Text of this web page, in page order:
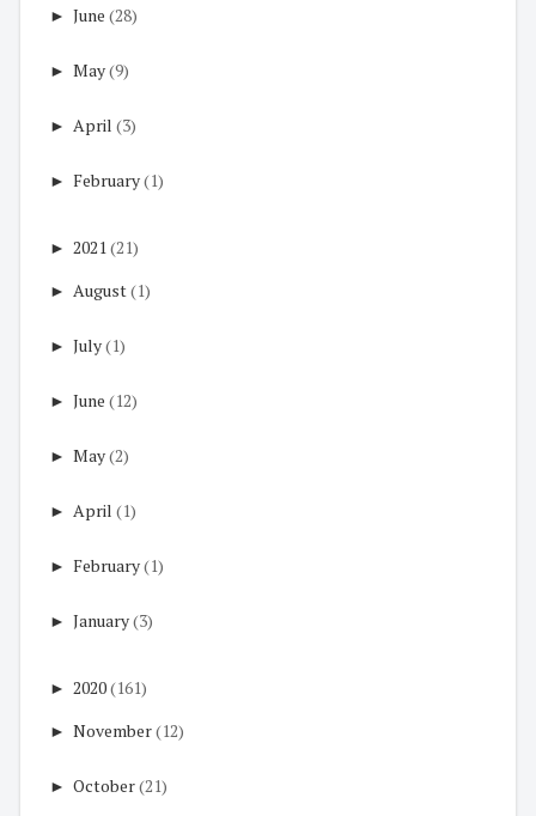
► June (28)
► May(9)
► April (3)
► February(1)
► 2021(21)
► August(1)
► July(1)
► June (12)
► May(2)
► April (1)
► February(1)
► January(3)
► 2020(161)
► November(12)
► October(21)